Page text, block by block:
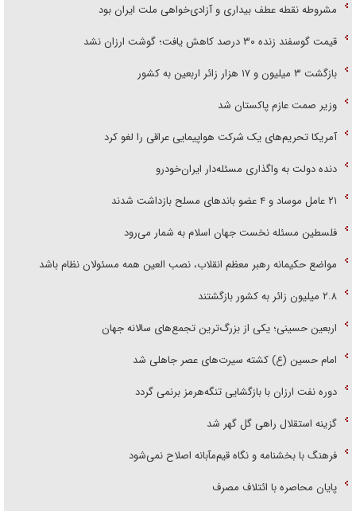
مشروطه نقطه عطف بیداری و آزادی‌خواهی ملت ایران بود
قیمت گوسفند زنده ۳۰ درصد کاهش یافت؛ گوشت ارزان نشد
بازگشت ۳ میلیون و ۱۷ هزار زائر اربعین به کشور
وزیر صمت عازم پاکستان شد
آمریکا تحریم‌های یک شرکت هواپیمایی عراقی را لغو کرد
دنده دولت به واگذاری مسئله‌دار ایران‌خودرو
۲۱ عامل موساد و ۴ عضو باند‌های مسلح بازداشت شدند
فلسطین مسئله نخست جهان اسلام به شمار می‌رود
مواضع حکیمانه رهبر معظم انقلاب، نصب العین همه مسئولان نظام باشد
۲.۸ میلیون زائر به کشور بازگشتند
اربعین حسینی؛ یکی از بزرگ‌ترین تجمع‌های سالانه جهان
امام حسین (ع) کشته سیرت‌های عصر جاهلی شد
دوره نفت ارزان با بازگشایی تنگه‌هرمز برنمی گردد
گزینه استقلال راهی گل گهر شد
فرهنگ با بخشنامه و نگاه قیم‌مآبانه اصلاح نمی‌شود
پایان محاصره با ائتلاف مصرف